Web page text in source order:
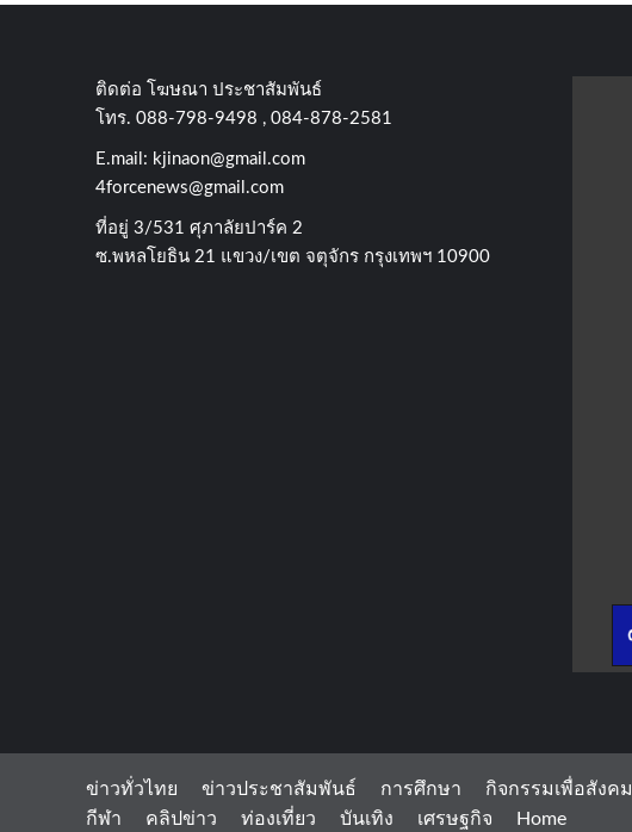
ติดต่อ​ โฆษณา​ ประชาสัมพันธ์
โทร​. 088-798-9498 , 084-878-2581
E.mail: kjinaon@gmail.com
4forcenews@gmail.com
ที่อยู่​ 3/531​ ศุภาลัยปาร์ค​ 2
ซ.พหลโยธิน​ 21​ แขวง/เขต​ จตุจักร​ กรุงเทพฯ 10900
ข่าวทั่วไทย ข่าวประชาสัมพันธ์ การศึกษา กิจกรรมเพื่อสังคม
กีฬา
คลิปข่าว ท่องเที่ยว บันเทิง เศรษฐกิจ Home